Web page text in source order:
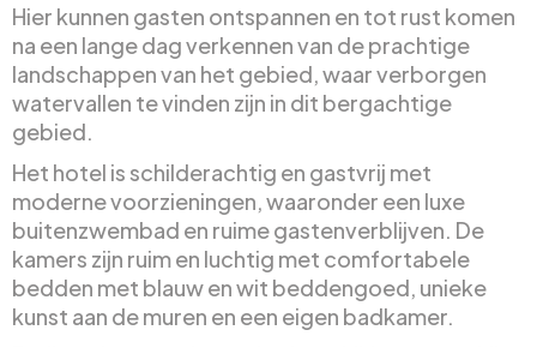
Hier kunnen gasten ontspannen en tot rust komen
na een lange dag verkennen van de prachtige
landschappen van het gebied, waar verborgen
watervallen te vinden zijn in dit bergachtige
gebied.
Het hotel is schilderachtig en gastvrij met
moderne voorzieningen, waaronder een luxe
buitenzwembad en ruime gastenverblijven. De
kamers zijn ruim en luchtig met comfortabele
bedden met blauw en wit beddengoed, unieke
kunst aan de muren en een eigen badkamer.